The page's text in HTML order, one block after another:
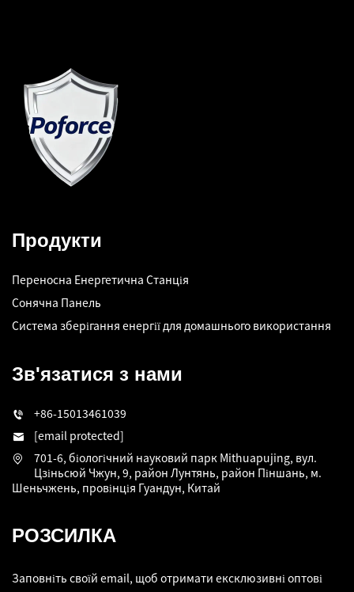
Продукти
Переносна Енергетична Станція
Сонячна Панель
Система зберігання енергії для домашнього використання
Зв'язатися з нами
+86-15013461039
[email protected]
701-6, біологічний науковий парк Mithuapujing, вул.
Цзіньсюй Чжун, 9, район Лунтянь, район Піншань, м.
Шеньчжень, провінція Гуандун, Китай
РОЗСИЛКА
Заповніть своїй email, щоб отримати ексклюзивні оптові